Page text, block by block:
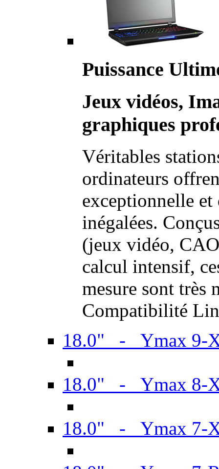
Puissance
Jeux vidéos,
graphiques
Véritables
ordinateurs
exceptionnelle et
inégalées.
(jeux vidéo,
calcul intensif,
mesure sont très
Compatibilité
18.0" - Ymax 9-
18.0" - Ymax 8-
18.0" - Ymax 7-